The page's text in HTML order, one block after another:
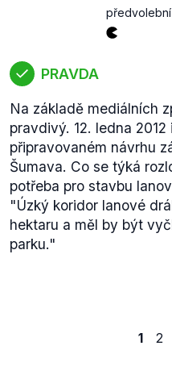
PRAVDA
Na základě mediálních
pravdivý. 12. ledna
připravovaném návrhu
Šumava. Co se týká
potřeba pro stavbu
"Úzký koridor lanové
hektaru a měl by být
parku."
1 2